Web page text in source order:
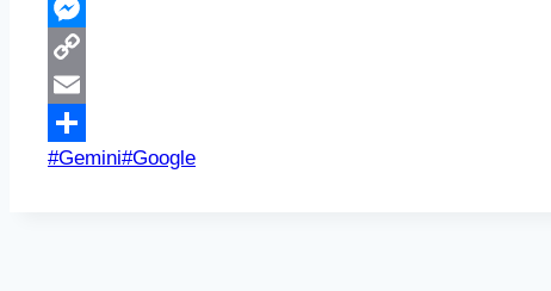
Line
Messenger
Copy
Link
Email
Share
Post
#Gemini#Google